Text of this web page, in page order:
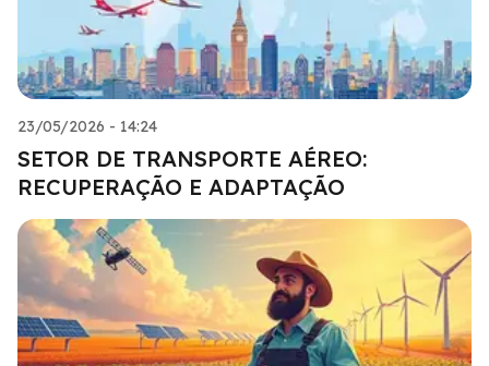
23/05/2026 - 14:24
SETOR DE TRANSPORTE AÉREO:
RECUPERAÇÃO E ADAPTAÇÃO